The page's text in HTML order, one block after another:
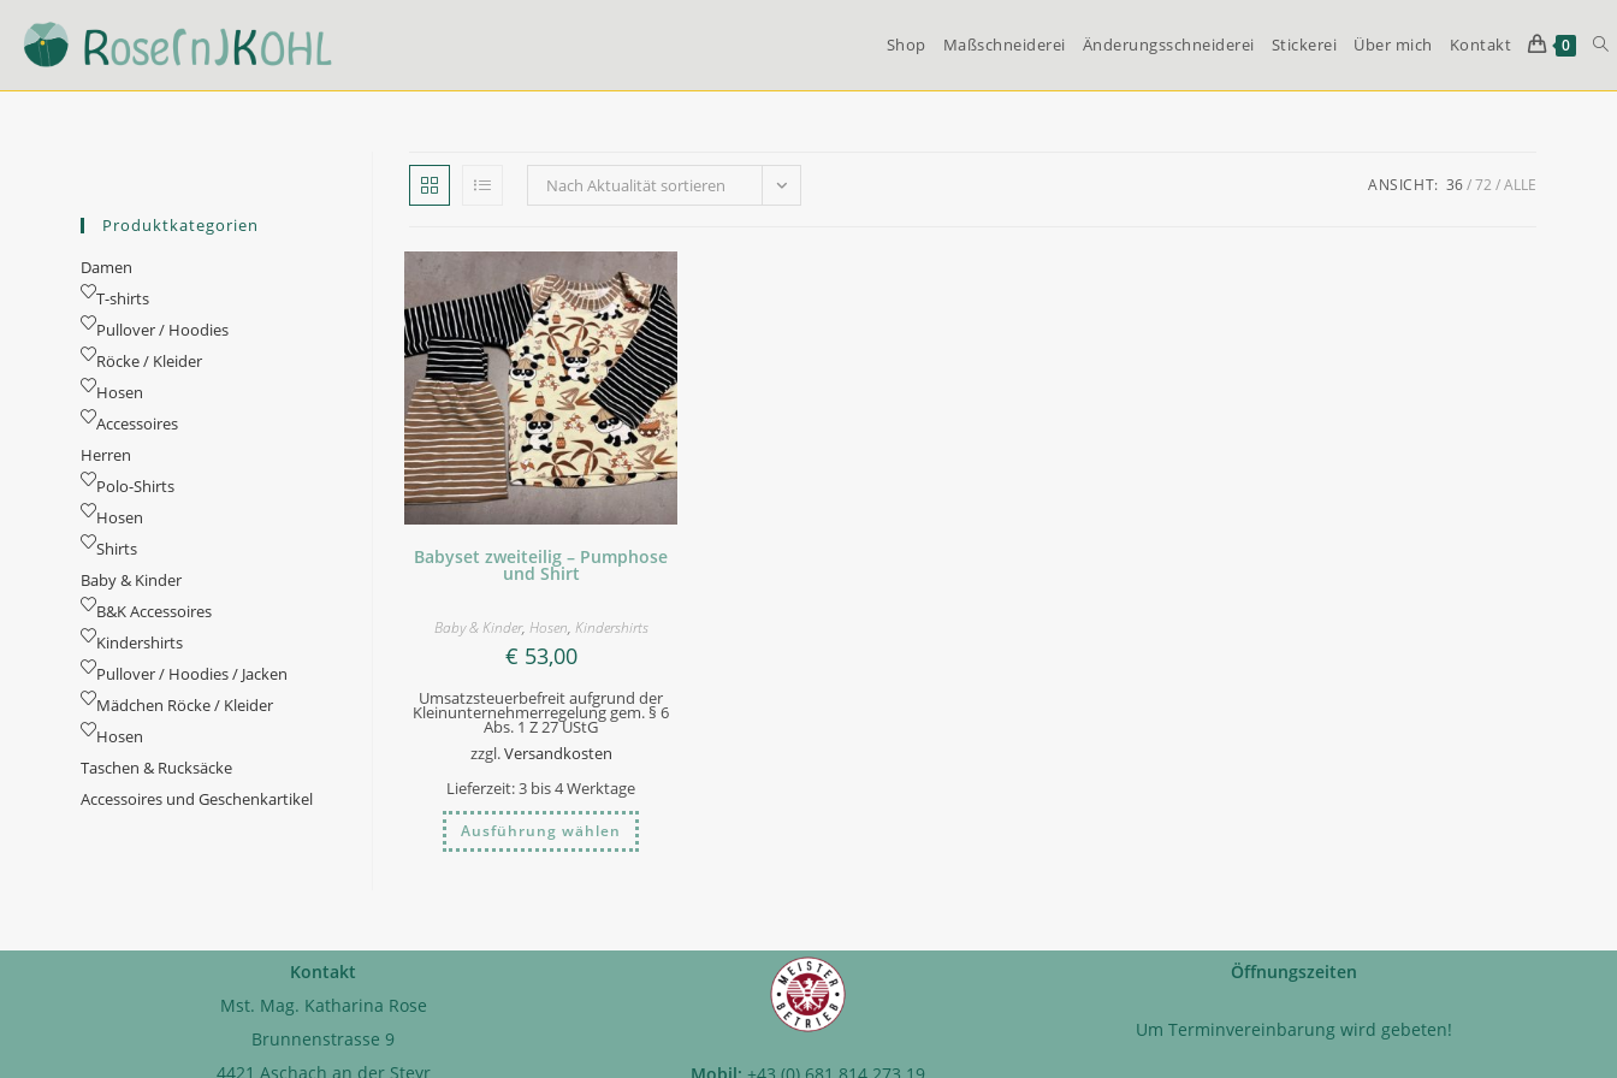
Inhalt
springen
Shop Maßschneiderei Änderungsschneiderei Stickerei Über mich Kontakt 0
Nach Aktualität sortieren ANSICHT: 36 72 ALLE
Babyset zweiteilig – Pumphose
und Shirt
Baby & Kinder, Hosen, Kindershirts
€ 53,00
Umsatzsteuerbefreit aufgrund der
Kleinunternehmerregelung gem. § 6
Abs. 1 Z 27 UStG
zzgl.Versandkosten
Lieferzeit:3 bis 4 Werktage
Ausführung wählen
Dieses
Produkt
weist
können
Produktkategorien
Damen
T-shirts
Pullover / Hoodies
Röcke / Kleider
Hosen
Accessoires
Herren
Polo-Shirts
Hosen
Shirts
Baby & Kinder
B&K Accessoires
Kindershirts
Pullover / Hoodies / Jacken
Mädchen Röcke / Kleider
Hosen
Taschen & Rucksäcke
Accessoires und Geschenkartikel
Kontakt
Mst. Mag. Katharina Rose
Brunnenstrasse 9
4421 Aschach an der Steyr
Öffnungszeiten
Um Terminvereinbarung wird gebeten!